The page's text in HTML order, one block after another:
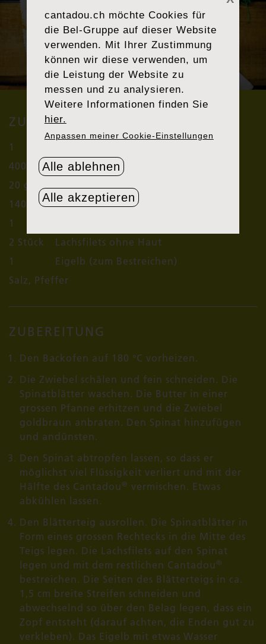
ZUTATEN (4 PERSONEN)
1
400 g
frischen Spinat
20 g
Butter
140 g
Cantadou®Meerrettich
1
2 Stück
Lachsfilets ohne Haut
1
Eigelb (zum Bestreichen)
Salz, Pfeffer
ZUBEREITUNG
Den Backofen auf 180 °C vorheizen.
Die Zwiebel schälen und fein schneiden. Die
Spinatblätter waschen. Die Butter in einer
grossen Pfanne erhitzen und die Zwiebel
goldbraun anbraten. Den Spinat hinzufügen
und andünsten.
Den Spinat abtropfen lassen, so dass er
möglichst viel Flüssigkeit verliert und mit der
Hälfte des Cantadou ® vermischen. Etwas
abkühlen lassen.
Den Blätterteig ausrollen. Die Spinatblätter in
Form eines grossen Rechtecks in die Mitte des
Teigs legen. Die Lachsfilets auf den Spinat
legen und mit dem restlichen Cantadou ®
bestreichen. Die Seiten des Blätterteigs in ca.
1,5 cm breite Streifen schneiden und
abwechselnd so über den Belag legen, dass ein
Zopf entsteht (darauf achten, die Enden gut zu
verkleben). Das Eigelb mit etwas Wasser
cantadou.ch möchte Cookies für
die Bel-Gruppe auf dieser Website
verwenden. Mit Ihrer Zustimmung
können wir diese verwenden, um
die Leistung der Website zu
messen und zu analysieren.
Weitere Informationen finden Sie
hier.
Anpassen meiner Cookie-Einstellungen
Alle ablehnen
Alle akzeptieren